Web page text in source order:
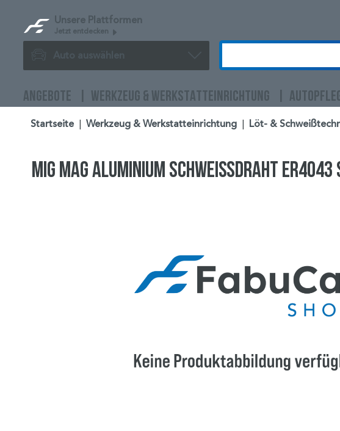
Unsere Plattformen
Jetzt entdecken
Auto auswählen
ANGEBOTE WERKZEUG & WERKSTATTEINRICHTUNG
Startseite Werkzeug & Werkstatteinrichtung Löt- &
MIG MAG Aluminium Schweißdraht